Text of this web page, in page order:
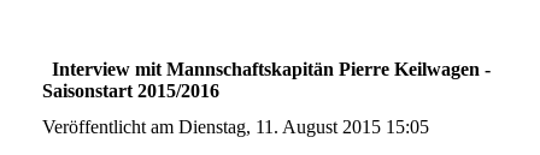
Interview mit Mannschaftskapitän Pierre Keilwagen -
Saisonstart 2015/2016
Veröffentlicht am Dienstag, 11. August 2015 15:05